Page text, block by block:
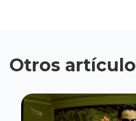
Otros